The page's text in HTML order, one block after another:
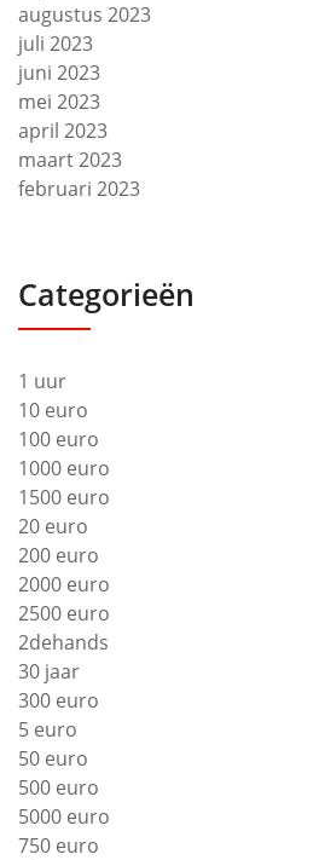
augustus 2023
juli 2023
juni 2023
mei 2023
april 2023
maart 2023
februari 2023
Categorieën
1 uur
10 euro
100 euro
1000 euro
1500 euro
20 euro
200 euro
2000 euro
2500 euro
2dehands
30 jaar
300 euro
5 euro
50 euro
500 euro
5000 euro
750 euro